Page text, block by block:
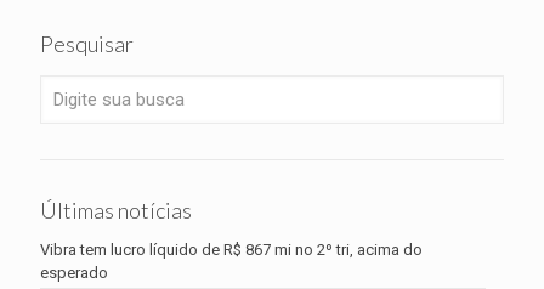
Pesquisar
Últimas notícias
Vibra tem lucro líquido de R$ 867 mi no 2º tri, acima do
esperado